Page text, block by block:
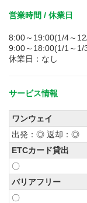
営業時間 / 休業日
8:00～19:00(1/4～
9:00～18:00(1/1～1/
休業日：なし
サービス情報
ワンウェイ
出発：◎ 返却：◎
ETCカード貸出
〇
バリアフリー
〇